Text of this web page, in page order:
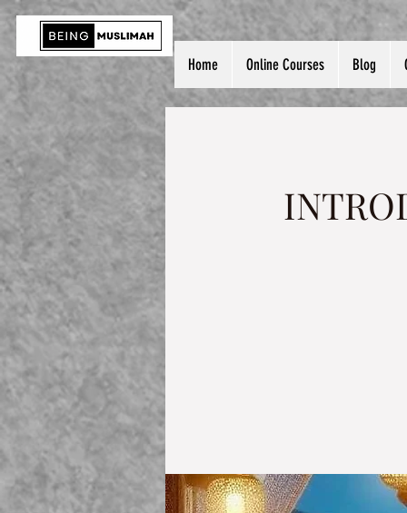
Home Online Courses Blog